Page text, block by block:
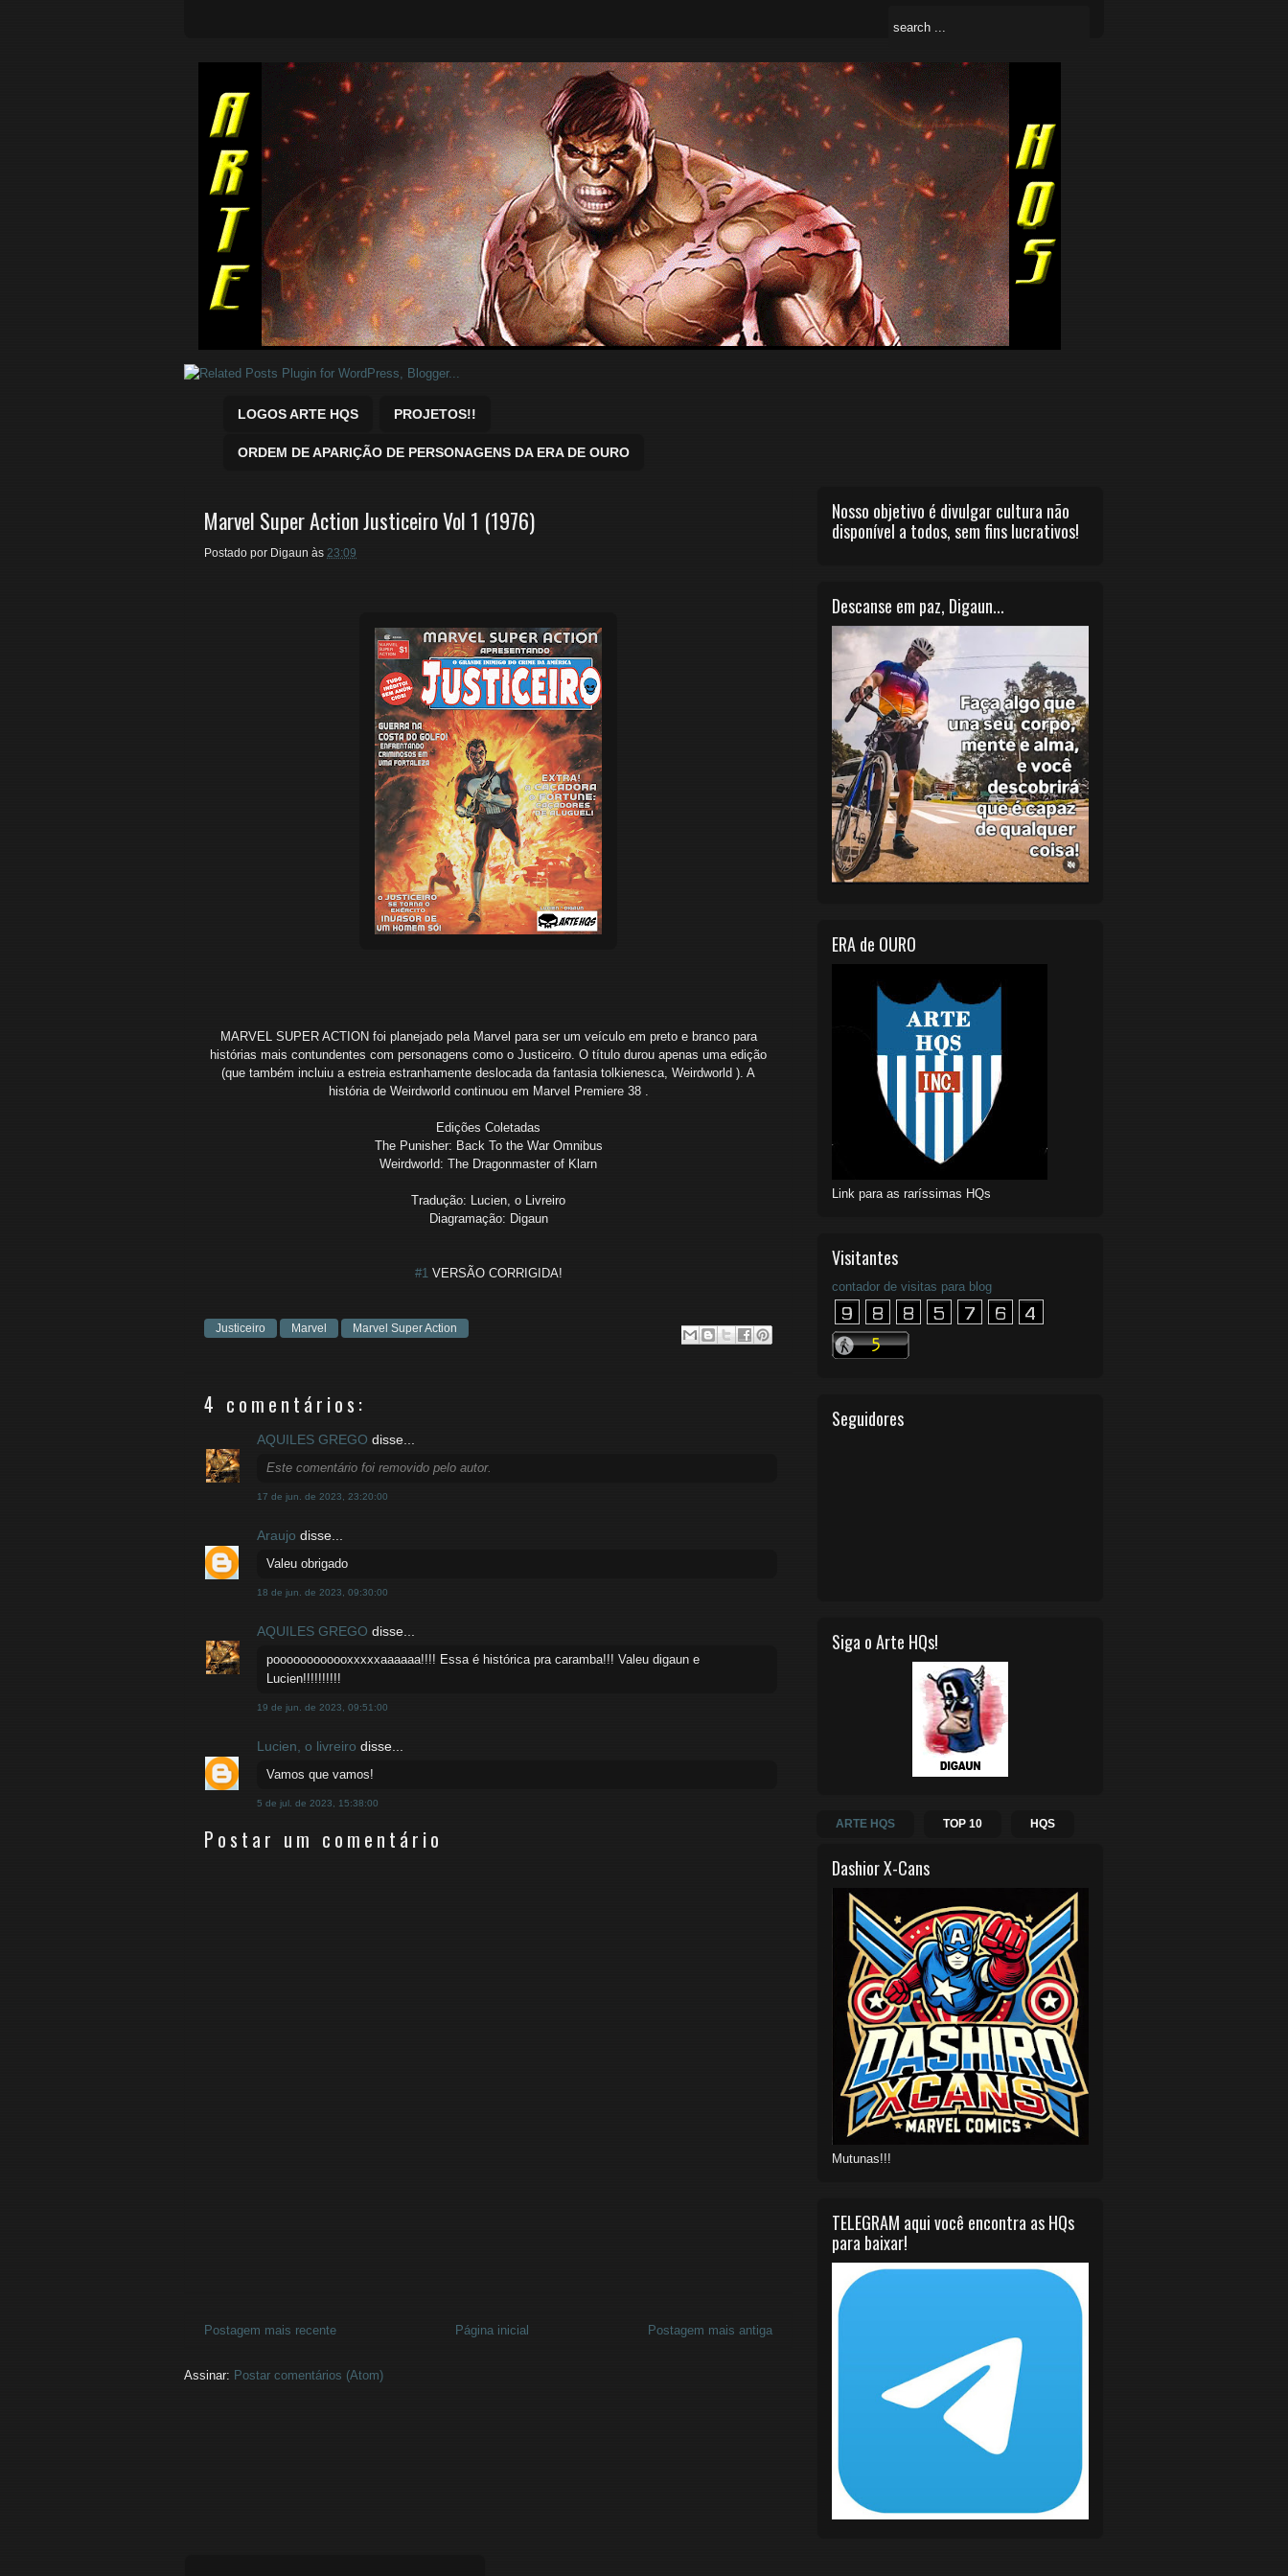
Quadrinhos Marvel e DC para baixar.
LOGOS ARTE HQS PROJETOS!!
ORDEM DE APARIÇÃO DE PERSONAGENS DA ERA DE OURO
Marvel Super Action Justiceiro Vol 1 (1976)
Postado por Digaun às 23:09
MARVEL SUPER ACTION foi planejado pela Marvel para ser um veículo em preto e branco para
histórias mais contundentes com personagens como o Justiceiro. O título durou apenas uma edição
(que também incluiu a estreia estranhamente deslocada da fantasia tolkienesca, Weirdworld ). A
história de Weirdworld continuou em Marvel Premiere 38 .
Edições Coletadas
The Punisher: Back To the War Omnibus
Weirdworld: The Dragonmaster of Klarn
Tradução: Lucien, o Livreiro
Diagramação: Digaun
#1VERSÃO CORRIGIDA!
Justiceiro Marvel Marvel Super Action
4 comentários:
AQUILES GREGO disse...
Este comentário foi removido pelo autor.
17 de jun. de 2023, 23:20:00
Araujo disse...
Valeu obrigado
18 de jun. de 2023, 09:30:00
AQUILES GREGO disse...
poooooooooooxxxxxaaaaaa!!!! Essa é histórica pra caramba!!! Valeu digaun e
Lucien!!!!!!!!!!
19 de jun. de 2023, 09:51:00
Lucien, o livreiro disse...
Vamos que vamos!
5 de jul. de 2023, 15:38:00
Postar um comentário
Postagem mais recente Postagem mais antiga
Página inicial
Assinar: Postar comentários (Atom)
Nosso objetivo é divulgar cultura não
disponível a todos, sem fins lucrativos!
Descanse em paz, Digaun...
ERA de OURO
Link para as raríssimas HQs
Visitantes
contador de visitas para blog
Seguidores
Siga o Arte HQs!
ARTE HQS TOP 10 HQS
Dashior X-Cans
Mutunas!!!
TELEGRAM aqui você encontra as HQs
para baixar!